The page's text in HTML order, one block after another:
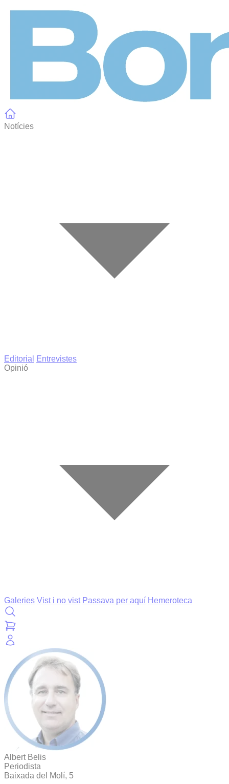
Notícies
Editorial
Entrevistes
Opinió
Galeries Vist i no vist Passava per aquí Hemeroteca
Albert Belis
Periodista
Baixada del Molí, 5